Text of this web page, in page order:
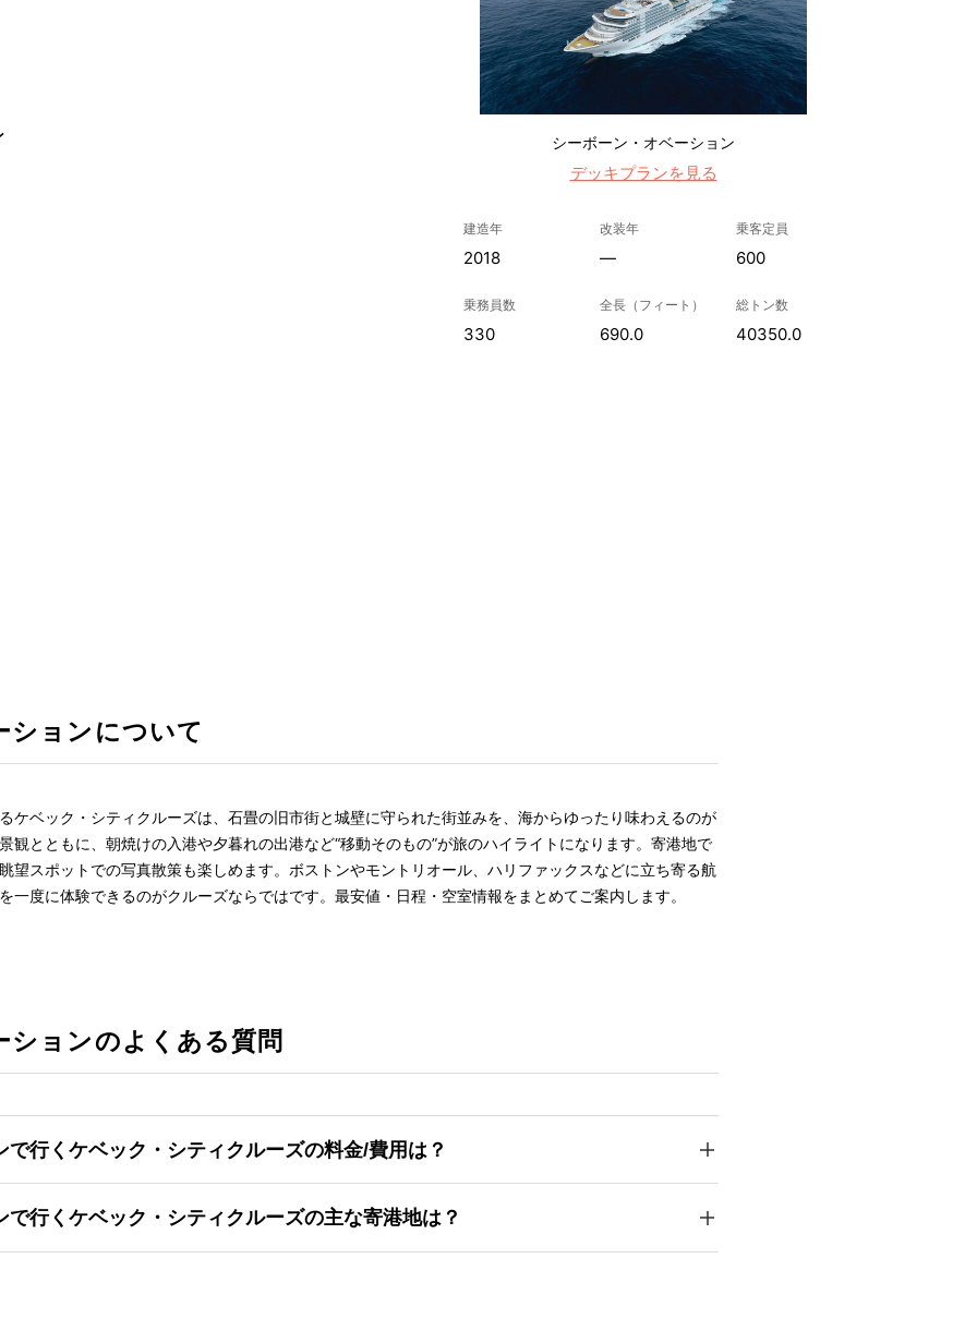
シーボーン・オベーション
デッキプランを見る
建造年
2018
改装年
—
乗客定員
600
乗務員数
330
全長（フィート）
690.0
総トン数
40350.0
ションについて
ケベック・シティクルーズは、石畳の旧市街と城壁に守られた街並みを、海からゆったり味わえるのが
観とともに、朝焼けの入港や夕暮れの出港など“移動そのもの”が旅のハイライトになります。寄港地で
望スポットでの写真散策も楽しめます。ボストンやモントリオール、ハリファックスなどに立ち寄る航
一度に体験できるのがクルーズならではです。最安値・日程・空室情報をまとめてご案内します。
ションのよくある質問
行くケベック・シティクルーズの料金/費用は？
行くケベック・シティクルーズの主な寄港地は？